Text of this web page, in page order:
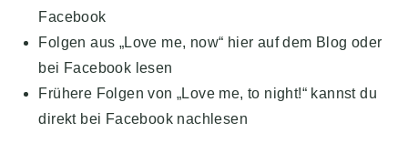
Facebook
Folgen aus „Love me, now“ hier auf dem Blog oder
bei Facebook lesen
Frühere Folgen von „Love me, to night!“ kannst du
direkt bei Facebook nachlesen